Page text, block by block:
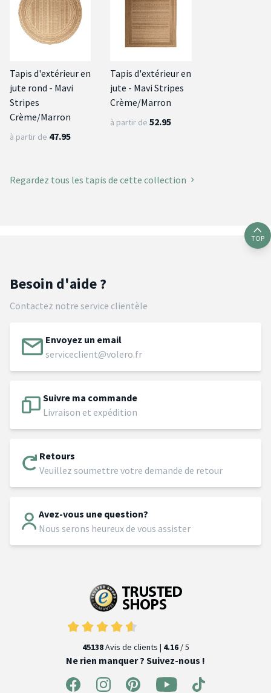
Tapis d'extérieur en
jute rond - Mavi
Stripes
Crème/Marron
à partir de 47.95
Tapis d'extérieur en
jute - Mavi Stripes
Crème/Marron
à partir de 52.95
Regardez tous les tapis de cette collection
TOP
Besoin d'aide ?
Contactez notre service clientèle
Envoyez un email
serviceclient@volero.fr
Suivre ma commande
Livraison et expédition
Retours
Veuillez soumettre votre demande de retour
Avez-vous une question?
Nous serons heureux de vous assister
45138Avis de clients | 4.16/ 5
Ne rien manquer ? Suivez-nous !